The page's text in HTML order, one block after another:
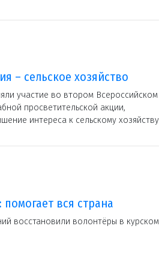
– сельское хозяйство
участие во втором Всероссийском
просветительской акции,
интереса к сельскому хозяйству
вся страна
восстановили волонтёры в курском